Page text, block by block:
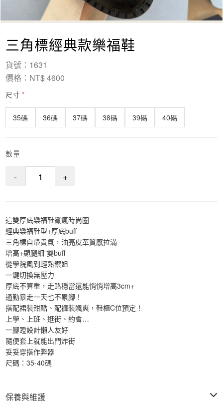
1/8
三角標經典款樂福鞋
貨號：1631
價格：NT$ 4600
尺寸 *
35碼 36碼 37碼 38碼 39碼 40碼
數量
- +
這雙厚底樂福鞋鯊瘋時尚圈
經典樂福鞋型+厚底buff
三角標自帶貴氣，油亮皮革質感拉滿
增高+顯腿細”雙buff
從學院風到輕熟禦姐
一鍵切換無壓力
厚底不算重，走路穩當還能悄悄增高3cm+
通勤暴走一天也不累腳！
搭配裙裝甜酷、配褲裝颯爽，鞋櫃C位預定！
上學、上班、逛街、約會…
一腳蹬設計懶人友好
隨便套上就能出門炸街
妥妥穿搭作弊器
尺碼：35-40碼
保養與維護